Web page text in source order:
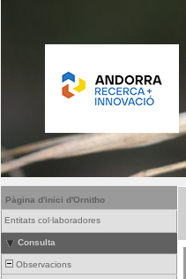
Pàgina d'inici d'Ornitho
Entitats col·laboradores
Consulta
Observacions